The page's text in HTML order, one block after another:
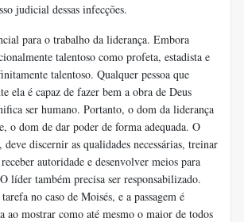
judicial dessas infecções.
para o trabalho da liderança. Embora
talentoso como profeta, estadista e
talentoso. Qualquer pessoa que
ela é capaz de fazer bem a obra de Deus
ser humano. Portanto, o dom da liderança
o dom de dar poder de forma adequada. O
discernir as qualidades necessárias, treinar
autoridade e desenvolver meios para
líder também precisa ser responsabilizado.
no caso de Moisés, e a passagem é
ao mostrar como até mesmo o maior de todos